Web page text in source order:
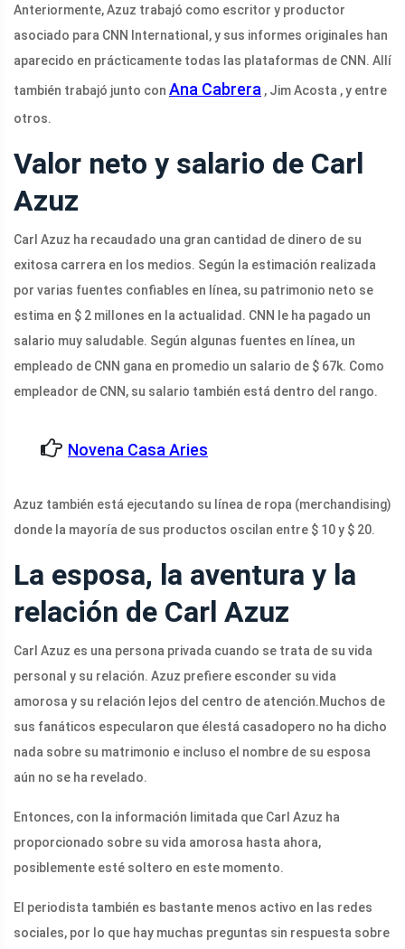
Anteriormente, Azuz trabajó como escritor y productor
asociado para CNN International, y sus informes originales han
aparecido en prácticamente todas las plataformas de CNN. Allí
también trabajó junto con Ana Cabrera , Jim Acosta , y entre
otros.
Valor neto y salario de Carl
Azuz
Carl Azuz ha recaudado una gran cantidad de dinero de su
exitosa carrera en los medios. Según la estimación realizada
por varias fuentes confiables en línea, su patrimonio neto se
estima en $ 2 millones en la actualidad. CNN le ha pagado un
salario muy saludable. Según algunas fuentes en línea, un
empleado de CNN gana en promedio un salario de $ 67k. Como
empleador de CNN, su salario también está dentro del rango.
Novena Casa Aries
Azuz también está ejecutando su línea de ropa (merchandising)
donde la mayoría de sus productos oscilan entre $ 10 y $ 20.
La esposa, la aventura y la
relación de Carl Azuz
Carl Azuz es una persona privada cuando se trata de su vida
personal y su relación. Azuz prefiere esconder su vida
amorosa y su relación lejos del centro de atención. Muchos de
sus fanáticos especularon que él está casadopero no ha dicho
nada sobre su matrimonio e incluso el nombre de su esposa
aún no se ha revelado.
Entonces, con la información limitada que Carl Azuz ha
proporcionado sobre su vida amorosa hasta ahora,
posiblemente esté soltero en este momento.
El periodista también es bastante menos activo en las redes
sociales, por lo que hay muchas preguntas sin respuesta sobre